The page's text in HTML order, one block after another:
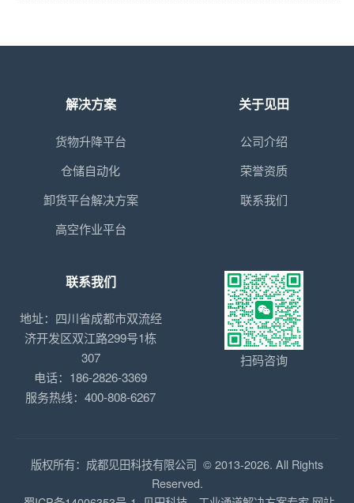
解决方案
货物升降平台
仓储自动化
卸货平台解决方案
高空作业平台
关于见田
公司介绍
荣誉资质
联系我们
联系我们
地址：四川省成都市双流经
济开发区双江路299号1栋
307
电话：186-2826-3369
服务热线：400-808-6267
扫码咨询
版权所有：成都见田科技有限公司 © 2013-2026. All Rights
Reserved.